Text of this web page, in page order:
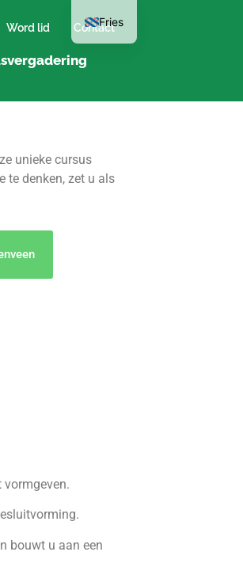
Word lid Contact
unieke cursus
te denken, zet u als
bouwt u aan een
Fries